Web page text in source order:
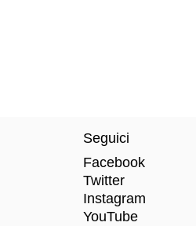
Seguici
Facebook
Twitter
Instagram
YouTube